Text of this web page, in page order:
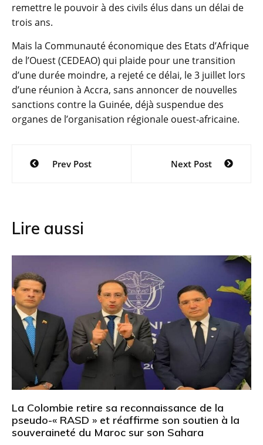
remettre le pouvoir à des civils élus dans un délai de
trois ans.
Mais la Communauté économique des Etats d’Afrique
de l’Ouest (CEDEAO) qui plaide pour une transition
d’une durée moindre, a rejeté ce délai, le 3 juillet lors
d’une réunion à Accra, sans annoncer de nouvelles
sanctions contre la Guinée, déjà suspendue des
organes de l’organisation régionale ouest-africaine.
Navigation
Prev Post Next Post
Lire aussi
La Colombie retire sa reconnaissance de la
pseudo-« RASD » et réaffirme son soutien à la
souveraineté du Maroc sur son Sahara